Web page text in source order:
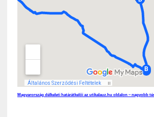
Magyarország délkeleti határátkelői az utikalauz.hu oldalon – nagyobb